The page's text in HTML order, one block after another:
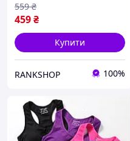
459₴
559 ₴
Купити
RANKSHOP 100%